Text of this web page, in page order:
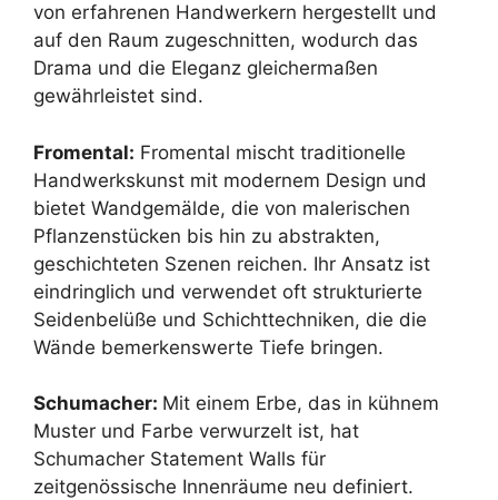
von erfahrenen Handwerkern hergestellt und
auf den Raum zugeschnitten, wodurch das
Drama und die Eleganz gleichermaßen
gewährleistet sind.
Fromental: Fromental mischt traditionelle
Handwerkskunst mit modernem Design und
bietet Wandgemälde, die von malerischen
Pflanzenstücken bis hin zu abstrakten,
geschichteten Szenen reichen. Ihr Ansatz ist
eindringlich und verwendet oft strukturierte
Seidenbelüße und Schichttechniken, die die
Wände bemerkenswerte Tiefe bringen.
Schumacher: Mit einem Erbe, das in kühnem
Muster und Farbe verwurzelt ist, hat
Schumacher Statement Walls für
zeitgenössische Innenräume neu definiert.